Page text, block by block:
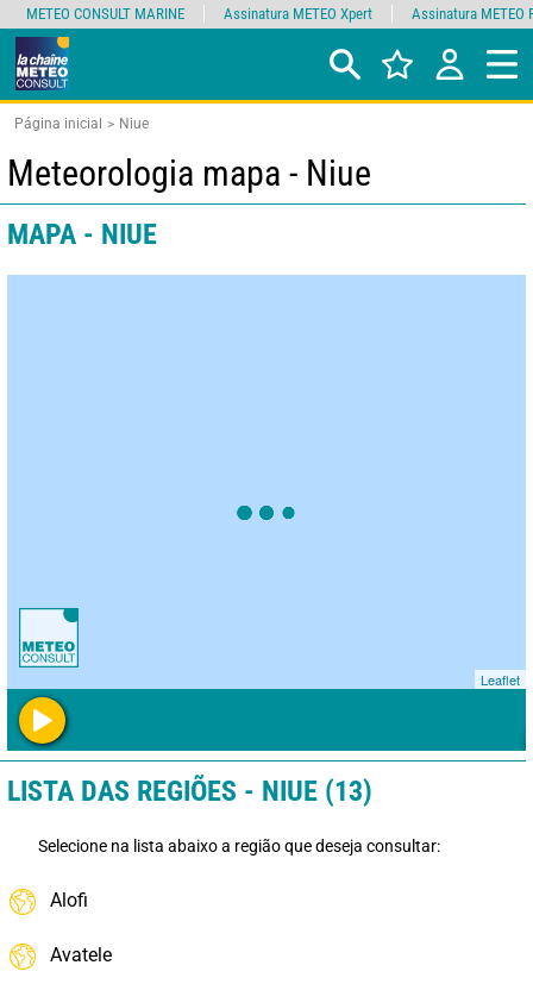
Página inicial Niue
Meteorologia mapa - Niue
MAPA - NIUE
Leaflet
LISTA DAS REGIÕES - NIUE (13)
Selecione na lista abaixo a região que deseja consultar:
Alofi
Avatele
METEO CONSULT MARINE Assinatura METEO Xpert Assinatura METEO